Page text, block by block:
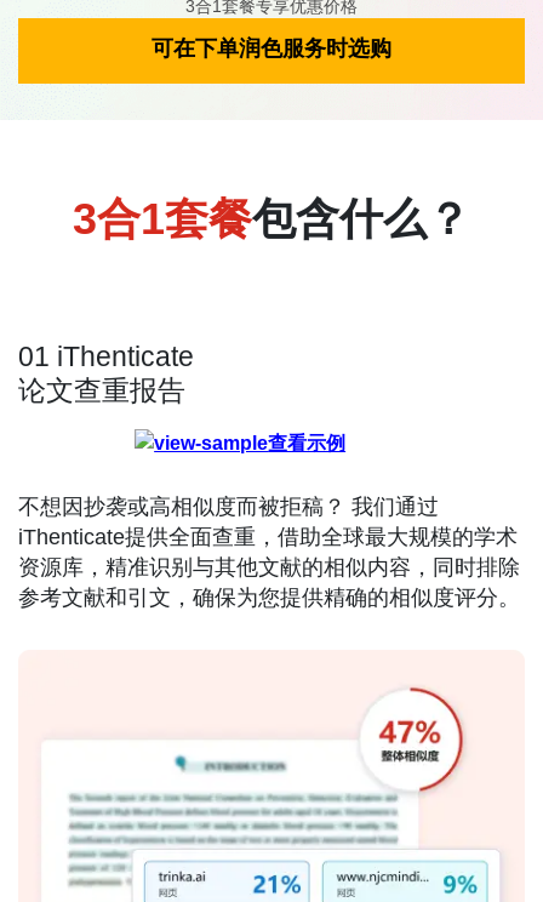
可在下单润色服务时选购
3合1套餐专享优惠价格
3合1套餐包含什么？
01 iThenticate
论文查重报告
查看示例
不想因抄袭或高相似度而被拒稿？ 我们通过
iThenticate提供全面查重，借助全球最大规模的学术
资源库，精准识别与其他文献的相似内容，同时排除
参考文献和引文，确保为您提供精确的相似度评分。